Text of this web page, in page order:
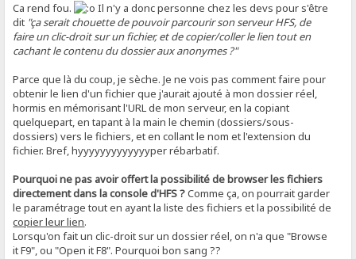
Ca rend fou.
Il n'y a donc personne chez les devs pour s'être
dit "ça serait chouette de pouvoir parcourir son serveur HFS, de
faire un clic-droit sur un fichier, et de copier/coller le lien tout en
cachant le contenu du dossier aux anonymes ?"
Parce que là du coup, je sèche. Je ne vois pas comment faire pour
obtenir le lien d'un fichier que j'aurait ajouté à mon dossier réel,
hormis en mémorisant l'URL de mon serveur, en la copiant
quelquepart, en tapant à la main le chemin (dossiers/sous-
dossiers) vers le fichiers, et en collant le nom et l'extension du
fichier. Bref, hyyyyyyyyyyyyyper rébarbatif.
Pourquoi ne pas avoir offert la possibilité de browser les fichiers
directement dans la console d'HFS ?Comme ça, on pourrait garder
le paramétrage tout en ayant la liste des fichiers et la possibilité de
copier leur lien.
Lorsqu'on fait un clic-droit sur un dossier réel, on n'a que "Browse
it F9", ou "Open it F8". Pourquoi bon sang ??